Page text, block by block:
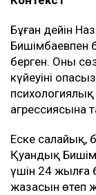
Бұған дейін
Бишімбаевпен
берген. Оның
күйеуінің
агрессиясына
Еске салайық,
Қуандық
үшін 24 жылға
жазасын өтеп